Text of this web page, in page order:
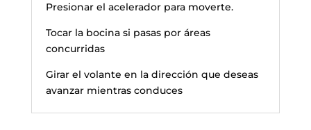
Presionar el acelerador para moverte.
Tocar la bocina si pasas por áreas
concurridas
Girar el volante en la dirección que deseas
avanzar mientras conduces